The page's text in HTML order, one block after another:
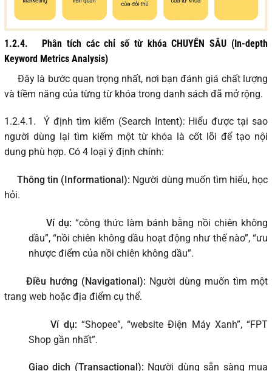
1.2.4.
Phân tích các chỉ số từ khóa CHUYÊN SÂU (In-depth
Keyword Metrics Analysis)
Đây là bước quan trọng nhất, nơi bạn đánh giá chất lượng
và tiềm năng của từng từ khóa trong danh sách đã mở rộng.
1.2.4.1.
Ý định tìm kiếm (Search Intent): Hiểu được tại sao
người dùng lại tìm kiếm một từ khóa là cốt lõi để tạo nội
dung phù hợp. Có 4 loại ý định chính:
Thông tin (Informational): Người dùng muốn tìm hiểu, học
hỏi.
Ví dụ: “công thức làm bánh bằng nồi chiên không
dầu”, “nồi chiên không dầu hoạt động như thế nào”, “ưu
nhược điểm của nồi chiên không dầu”.
Điều hướng (Navigational): Người dùng muốn tìm một
trang web hoặc địa điểm cụ thể.
Ví dụ: “Shopee”, “website Điện Máy Xanh”, “FPT
Shop gần nhất”.
Giao dịch (Transactional): Người dùng sẵn sàng mua